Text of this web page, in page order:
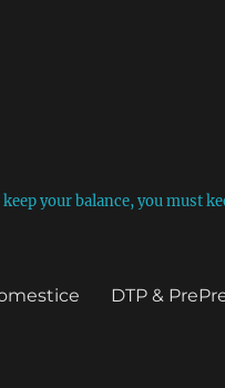
your balance, you must
DTP &